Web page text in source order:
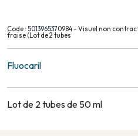
Code : 5013965370984 - Visuel non
fraise (Lot de 2 tubes
Fluocaril
Lot de 2 tubes de 50 ml